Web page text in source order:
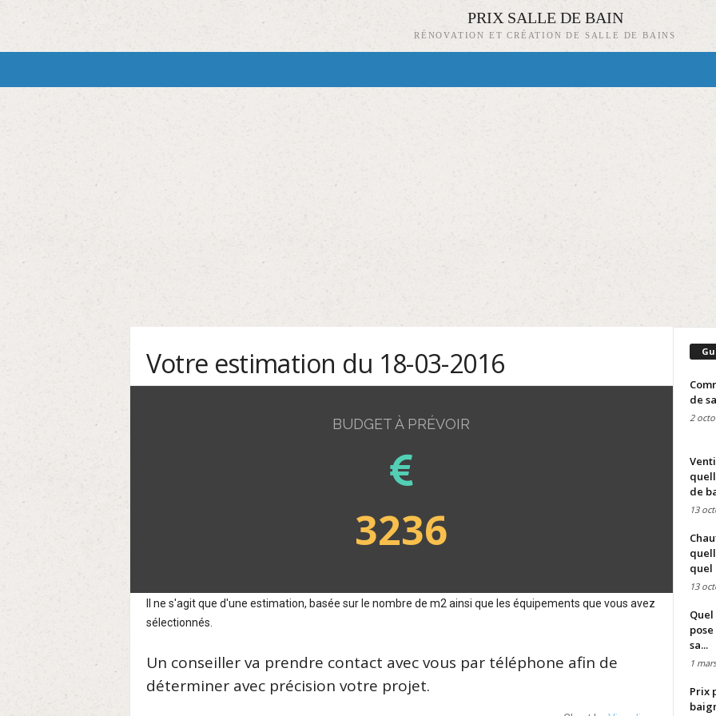
PRIX SALLE DE BAIN
RÉNOVATION ET CRÉATION DE SALLE DE BAINS
Votre estimation du 18-03-2016
BUDGET À PRÉVOIR
3236
Il ne s'agit que d'une estimation, basée sur le nombre de m2 ainsi que les équipements que vous avez
sélectionnés.
Un conseiller va prendre contact avec vous par téléphone afin de
déterminer avec précision votre projet.
de
2
de
13
quel
13
sa...
1
Prix